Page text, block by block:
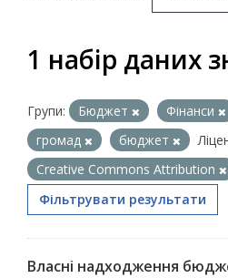
1 набір даних
Групи: Бюджет Фінанси
громад
бюджет
Creative Commons Attribution
Фільтрувати результати
Власні надходження